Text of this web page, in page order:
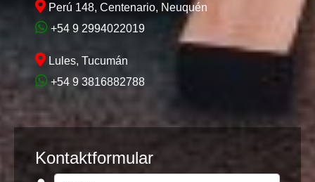
Perú 148, Centenario, Neuquén
+54 9 2994022019
Lules, Tucumán
+54 9 3816882788
Kontaktformular